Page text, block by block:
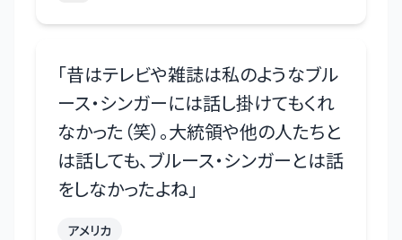
「昔はテレビや雑誌は私のようなブル
ース・シンガーには話し掛けてもくれ
なかった（笑）。大統領や他の人たちと
は話しても、ブルース・シンガーとは話
をしなかったよね」
アメリカ